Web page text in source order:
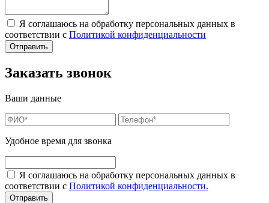
Я соглашаюсь на обработку персональных данных в
соответствии с Политикой конфиденциальности
Заказать звонок
Ваши данные
Удобное время для звонка
Я соглашаюсь на обработку персональных данных в
соответствии с Политикой конфиденциальности.